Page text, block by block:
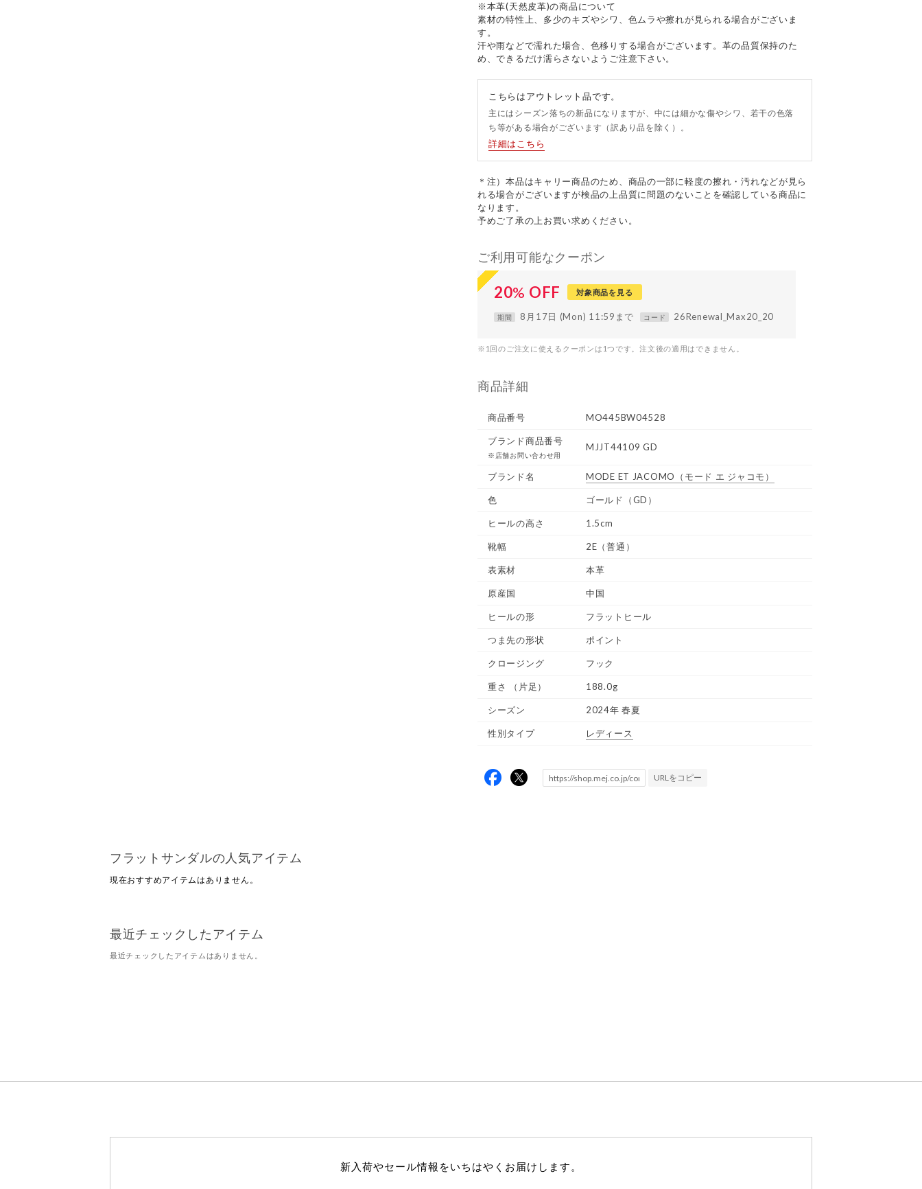
※本革(天然皮革)の商品について
素材の特性上、多少のキズやシワ、色ムラや擦れが見られる場合がございま
す。
汗や雨などで濡れた場合、色移りする場合がございます。革の品質保持のた
め、できるだけ濡らさないようご注意下さい。
こちらはアウトレット品です。
主にはシーズン落ちの新品になりますが、中には細かな傷やシワ、若干の色落
ち等がある場合がございます（訳あり品を除く）。
詳細はこちら
＊注）本品はキャリー商品のため、商品の一部に軽度の擦れ・汚れなどが見ら
れる場合がございますが検品の上品質に問題のないことを確認している商品に
なります。
予めご了承の上お買い求めください。
ご利用可能なクーポン
20% OFF 対象商品を見る
期間 8月17日 (Mon) 11:59まで コード 26Renewal_Max20_20
※1回のご注文に使えるクーポンは1つです。注文後の適用はできません。
商品詳細
商品番号 MO445BW04528
ブランド商品番号
※店舗お問い合わせ用
MJJT44109 GD
ブランド名 MODE ET JACOMO （モード エ ジャコモ）
色 ゴールド（GD）
ヒールの高さ 1.5cm
靴幅 2E（普通）
表素材 本革
原産国 中国
ヒールの形 フラットヒール
つま先の形状 ポイント
クロージング フック
重さ （片足） 188.0g
シーズン 2024年 春夏
性別タイプ レディース
URLをコピー
フラットサンダルの人気アイテム
現在おすすめアイテムはありません。
最近チェックしたアイテム
最近チェックしたアイテムはありません。
新入荷やセール情報をいちはやくお届けします。